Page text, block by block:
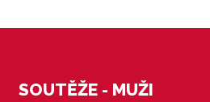
SOUTĚŽE - MUŽI